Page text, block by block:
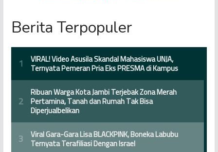
Berita Terpopuler